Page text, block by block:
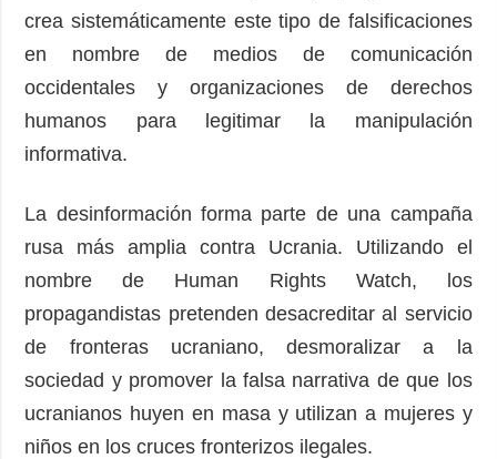
crea sistemáticamente este tipo de falsificaciones
en nombre de medios de comunicación
occidentales y organizaciones de derechos
humanos para legitimar la manipulación
informativa.
La desinformación forma parte de una campaña
rusa más amplia contra Ucrania. Utilizando el
nombre de Human Rights Watch, los
propagandistas pretenden desacreditar al servicio
de fronteras ucraniano, desmoralizar a la
sociedad y promover la falsa narrativa de que los
ucranianos huyen en masa y utilizan a mujeres y
niños en los cruces fronterizos ilegales.